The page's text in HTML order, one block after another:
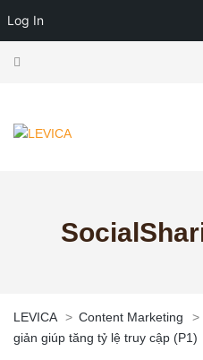
LEVICA > Content Marketing >
giản giúp tăng tỷ lệ truy cập (P1)
Log In